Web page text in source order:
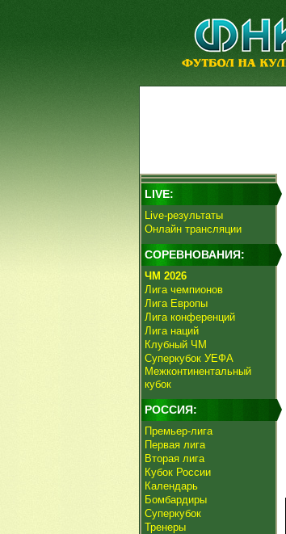
LIVE:
Live-результаты
Онлайн трансляции
СОРЕВНОВАНИЯ:
ЧМ 2026
Лига чемпионов
Лига Европы
Лига конференций
Лига наций
Клубный ЧМ
Суперкубок УЕФА
Межконтинентальный
кубок
РОССИЯ:
Премьер-лига
Первая лига
Вторая лига
Кубок России
Календарь
Бомбардиры
Суперкубок
Тренеры